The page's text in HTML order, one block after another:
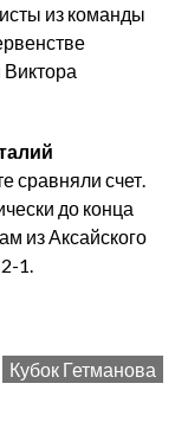
из команды
Виктора
сравняли счет.
до конца
из Аксайского
1.
Кубок Гетманова